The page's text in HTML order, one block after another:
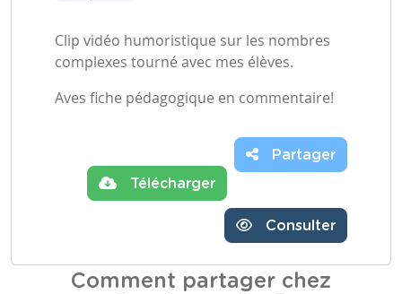
Clip vidéo humoristique sur les nombres
complexes tourné avec mes élèves.
Aves fiche pédagogique en commentaire!
Télécharger
Partager
Consulter
Comment partager chez